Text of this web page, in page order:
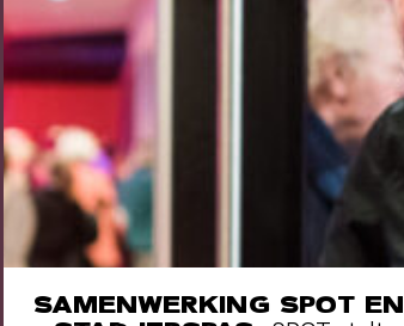
SAMENWERKING SPOT EN